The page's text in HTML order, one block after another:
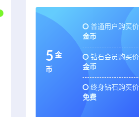
5 金
币
普通用户购买
金币
钻石会员购买
金币
终身钻石购买
免费